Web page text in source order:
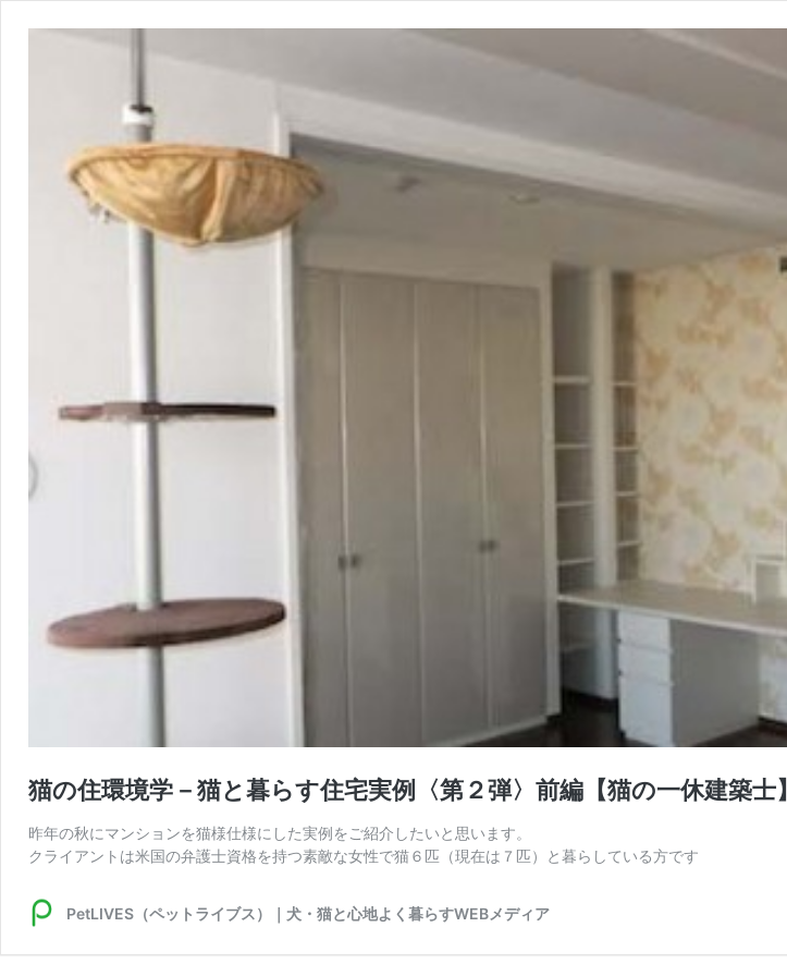
猫の住環境学－猫と暮らす住宅実例〈第２弾〉前編【猫の一休建築士】
昨年の秋にマンションを猫様仕様にした実例をご紹介したいと思います。
クライアントは米国の弁護士資格を持つ素敵な女性で猫６匹（現在は７匹）と暮らしている方です
PetLIVES（ペットライブス）｜犬・猫と心地よく暮らすWEBメディア